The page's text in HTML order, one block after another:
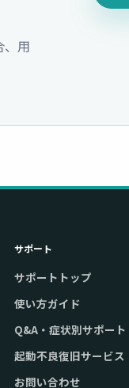
、用
サポート
サポートトップ
使い方ガイド
Q&A・症状別サポート
起動不良復旧サービス
お問い合わせ